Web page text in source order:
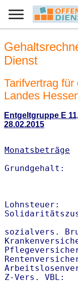
Dienst
Tarifvertrag
Landes
Entgeltgruppe E
28.02.2015
Monatsbeträge
Lohnsteuer:
sozialvers.
Z-Vers.